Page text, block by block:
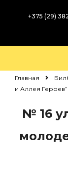
+375 (29)
Главная
и Аллея
№ 16